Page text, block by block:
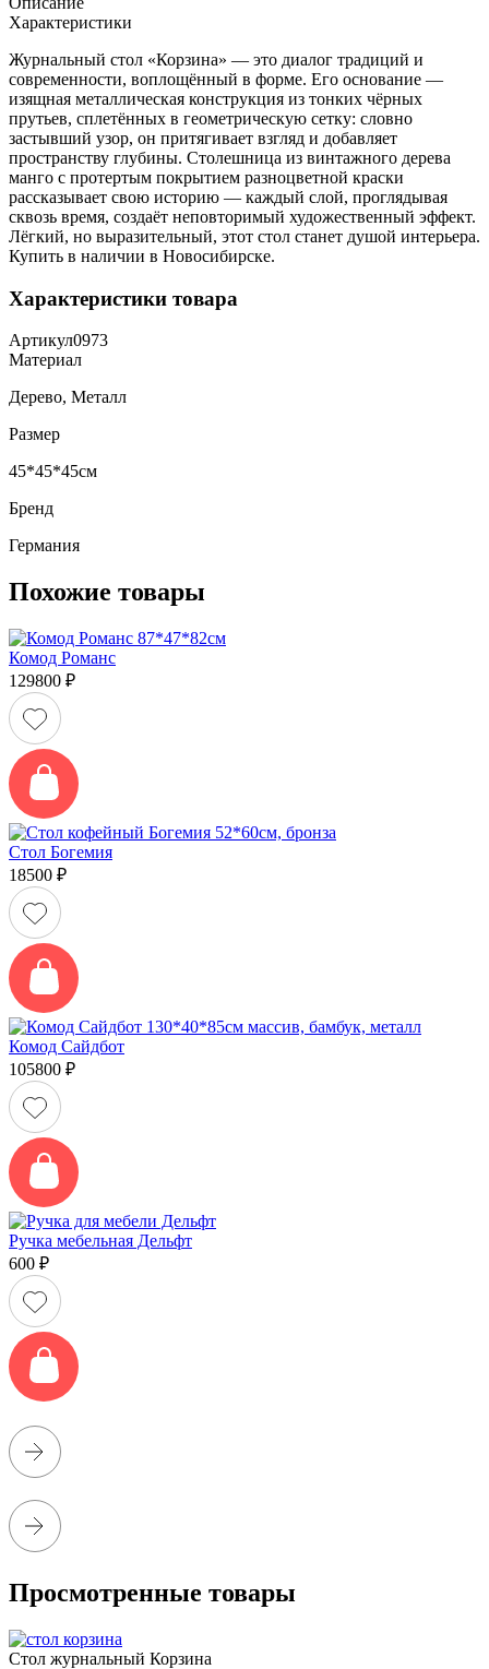
Характеристики
Журнальный стол «Корзина» — это диалог традиций и
современности, воплощённый в форме. Его основание —
изящная металлическая конструкция из тонких чёрных
прутьев, сплетённых в геометрическую сетку: словно
застывший узор, он притягивает взгляд и добавляет
пространству глубины. Столешница из винтажного дерева
манго с протертым покрытием разноцветной краски
рассказывает свою историю — каждый слой, проглядывая
сквозь время, создаёт неповторимый художественный эффект.
Лёгкий, но выразительный, этот стол станет душой интерьера.
Купить в наличии в Новосибирске.
Характеристики товара
Артикул0973
Материал
Дерево, Металл
Размер
45*45*45см
Бренд
Германия
Похожие товары
Комод Романс
129800 ₽
Стол Богемия
18500 ₽
Комод Сайдбот
105800 ₽
Ручка мебельная Дельфт
600 ₽
Просмотренные товары
Стол журнальный Корзина